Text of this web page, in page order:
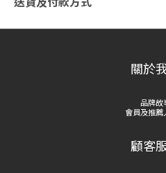
關於
品牌故
會員及推薦
顧客